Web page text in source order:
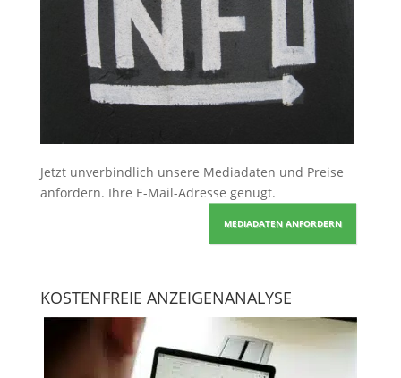
Jetzt unverbindlich unsere Mediadaten und Preise
anfordern. Ihre E-Mail-Adresse genügt.
MEDIADATEN ANFORDERN
KOSTENFREIE ANZEIGENANALYSE